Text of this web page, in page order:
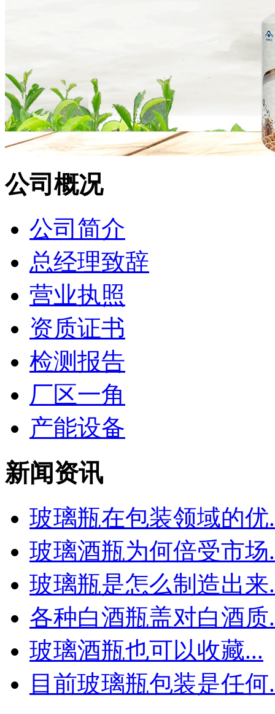
公司概况
公司简介
总经理致辞
营业执照
资质证书
检测报告
厂区一角
产能设备
新闻资讯
玻璃瓶在包装领域的优
玻璃酒瓶为何倍受市场
玻璃瓶是怎么制造出来
各种白酒瓶盖对白酒质
玻璃酒瓶也可以收藏...
目前玻璃瓶包装是任何